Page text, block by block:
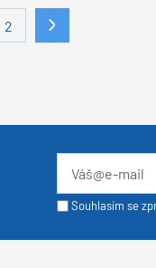
2
Souhlasím se